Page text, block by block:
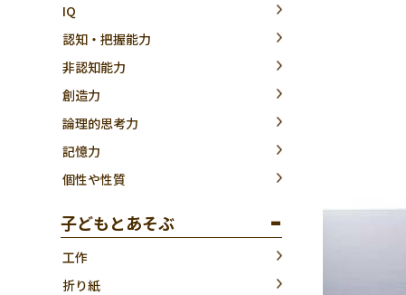
IQ
認知・把握能力
非認知能力
創造力
論理的思考力
記憶力
個性や性質
子どもとあそぶ
工作
折り紙